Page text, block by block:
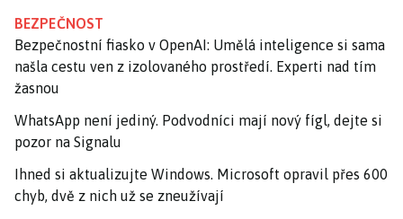
BEZPEČNOST
Bezpečnostní fiasko v OpenAI: Umělá inteligence si sama
našla cestu ven z izolovaného prostředí. Experti nad tím
žasnou
WhatsApp není jediný. Podvodníci mají nový fígl, dejte si
pozor na Signalu
Ihned si aktualizujte Windows. Microsoft opravil přes 600
chyb, dvě z nich už se zneužívají